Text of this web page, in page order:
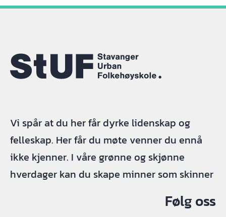
Vi spår at du her får dyrke lidenskap og
felleskap. Her får du møte venner du ennå
ikke kjenner. I våre grønne og skjønne
hverdager kan du skape minner som skinner
Følg oss